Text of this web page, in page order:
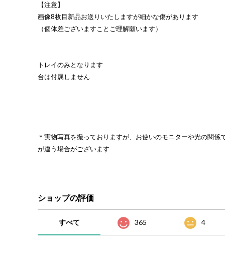
【注意】
画像8枚目新品お送りいたしますが細かな傷があります
（個体差ございますことご理解願います）
トレイのみとなります
台は付属しません
＊実物写真を撮っておりますが、お使いのモニターや光の関係
が違う場合がございます
ショップの評価
すべて 365 4